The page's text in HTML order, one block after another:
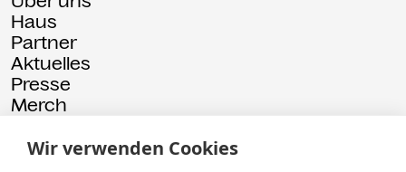
Haus
Partner
Aktuelles
Presse
Merch
© 2026 Kammgarn Impressum Datenschutz
Wir verwenden Cookies